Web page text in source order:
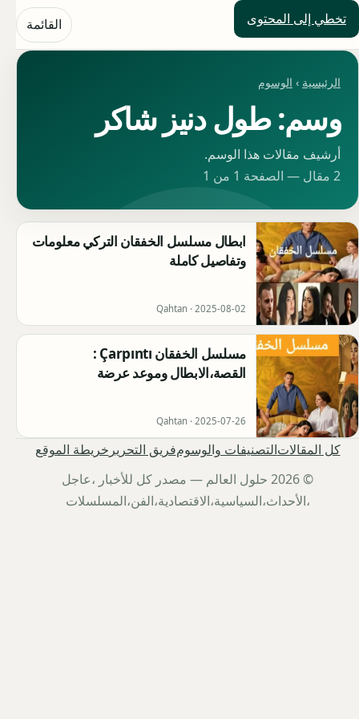
تخطي إلى المحتوى
حلول العالم القائمة
الرئيسية › الوسوم
وسم: طول دنيز شاكر
أرشيف مقالات هذا الوسم.
2 مقال — الصفحة 1 من 1
ابطال مسلسل الخفقان التركي معلومات
وتفاصيل كاملة
Qahtan · 2025-08-02
مسلسل الخفقان Çarpıntı :
القصة،الابطال وموعد عرضة
Qahtan · 2025-07-26
كل المقالاتالتصنيفات والوسومفريق التحرير خريطة الموقع
© 2026 حلول العالم — مصدر كل للأخبار ،عاجل
،الأحداث،السياسية،الاقتصادية،الفن،المسلسلات